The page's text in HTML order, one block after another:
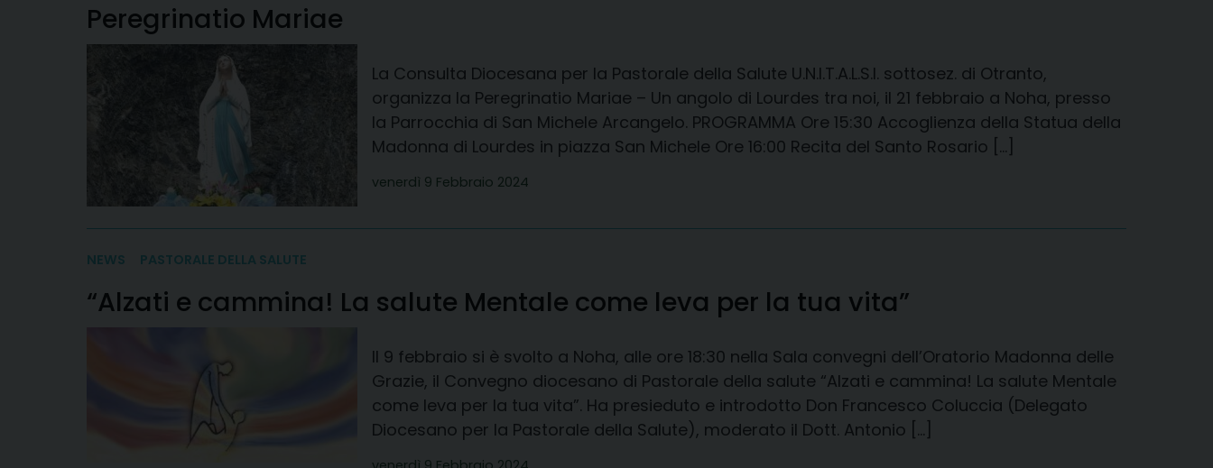
Peregrinatio Mariae
La Consulta Diocesana per la Pastorale della Salute U.N.I.T.A.L.S.I. sottosez. di Otranto,
organizza la Peregrinatio Mariae – Un angolo di Lourdes tra noi, il 21 febbraio a Noha, presso
la Parrocchia di San Michele Arcangelo. PROGRAMMA Ore 15:30 Accoglienza della Statua della
Madonna di Lourdes in piazza San Michele Ore 16:00 Recita del Santo Rosario […]
venerdì 9 Febbraio 2024
NEWS PASTORALE DELLA SALUTE
“Alzati e cammina! La salute Mentale come leva per la tua vita”
Il 9 febbraio si è svolto a Noha, alle ore 18:30 nella Sala convegni dell’Oratorio Madonna delle
Grazie, il Convegno diocesano di Pastorale della salute “Alzati e cammina! La salute Mentale
come leva per la tua vita”. Ha presieduto e introdotto Don Francesco Coluccia (Delegato
Diocesano per la Pastorale della Salute), moderato il Dott. Antonio […]